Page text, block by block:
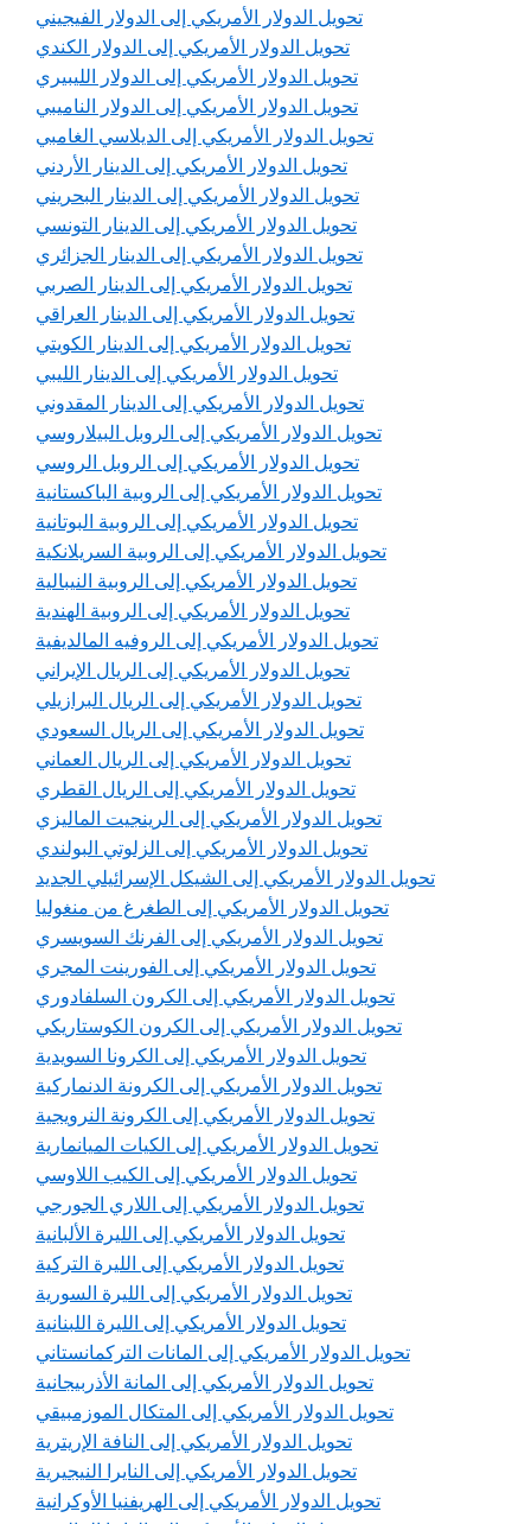
تحويل الدولار الأمريكي إلى الدولار الفيجيني
تحويل الدولار الأمريكي إلى الدولار الكندي
تحويل الدولار الأمريكي إلى الدولار الليبيري
تحويل الدولار الأمريكي إلى الدولار الناميبي
تحويل الدولار الأمريكي إلى الديلاسي الغامبي
تحويل الدولار الأمريكي إلى الدينار الأردني
تحويل الدولار الأمريكي إلى الدينار البحريني
تحويل الدولار الأمريكي إلى الدينار التونسي
تحويل الدولار الأمريكي إلى الدينار الجزائري
تحويل الدولار الأمريكي إلى الدينار الصربي
تحويل الدولار الأمريكي إلى الدينار العراقي
تحويل الدولار الأمريكي إلى الدينار الكويتي
تحويل الدولار الأمريكي إلى الدينار الليبي
تحويل الدولار الأمريكي إلى الدينار المقدوني
تحويل الدولار الأمريكي إلى الروبل البيلاروسي
تحويل الدولار الأمريكي إلى الروبل الروسي
تحويل الدولار الأمريكي إلى الروبية الباكستانية
تحويل الدولار الأمريكي إلى الروبية البوتانية
تحويل الدولار الأمريكي إلى الروبية السريلانكية
تحويل الدولار الأمريكي إلى الروبية النيبالية
تحويل الدولار الأمريكي إلى الروبية الهندية
تحويل الدولار الأمريكي إلى الروفيه المالديفية
تحويل الدولار الأمريكي إلى الريال الإيراني
تحويل الدولار الأمريكي إلى الريال البرازيلي
تحويل الدولار الأمريكي إلى الريال السعودي
تحويل الدولار الأمريكي إلى الريال العماني
تحويل الدولار الأمريكي إلى الريال القطري
تحويل الدولار الأمريكي إلى الرينجيت الماليزي
تحويل الدولار الأمريكي إلى الزلوتي البولندي
تحويل الدولار الأمريكي إلى الشيكل الإسرائيلي الجديد
تحويل الدولار الأمريكي إلى الطغرغ من منغوليا
تحويل الدولار الأمريكي إلى الفرنك السويسري
تحويل الدولار الأمريكي إلى الفورينت المجري
تحويل الدولار الأمريكي إلى الكرون السلفادوري
تحويل الدولار الأمريكي إلى الكرون الكوستاريكي
تحويل الدولار الأمريكي إلى الكرونا السويدية
تحويل الدولار الأمريكي إلى الكرونة الدنماركية
تحويل الدولار الأمريكي إلى الكرونة النرويجية
تحويل الدولار الأمريكي إلى الكيات الميانمارية
تحويل الدولار الأمريكي إلى الكيب اللاوسي
تحويل الدولار الأمريكي إلى اللاري الجورجي
تحويل الدولار الأمريكي إلى الليرة الألبانية
تحويل الدولار الأمريكي إلى الليرة التركية
تحويل الدولار الأمريكي إلى الليرة السورية
تحويل الدولار الأمريكي إلى الليرة اللبنانية
تحويل الدولار الأمريكي إلى المانات التركمانستاني
تحويل الدولار الأمريكي إلى المانة الأذربيجانية
تحويل الدولار الأمريكي إلى المتكال الموزمبيقي
تحويل الدولار الأمريكي إلى النافة الإريترية
تحويل الدولار الأمريكي إلى النايرا النيجيرية
تحويل الدولار الأمريكي إلى الهريفنيا الأوكرانية